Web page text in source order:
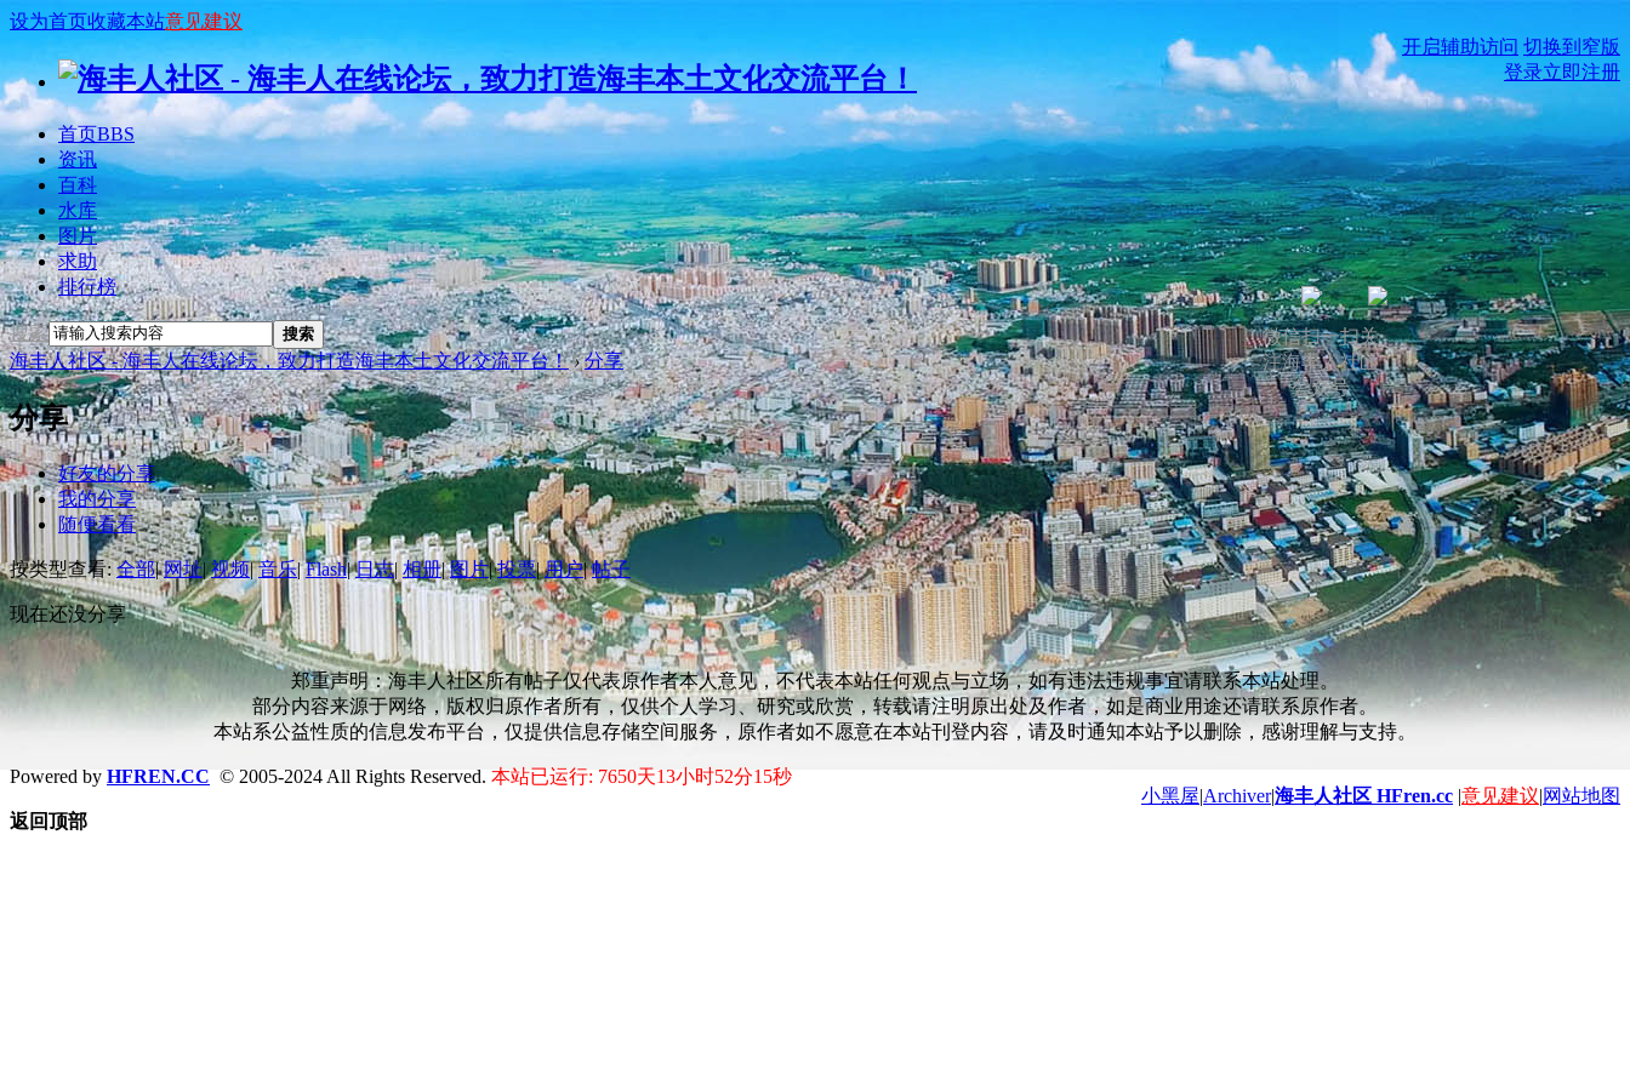
设为首页收藏本站意见建议
开启辅助访问 切换到窄版
登录立即注册
首页BBS
资讯
百科
水库
图片
求助
排行榜
搜索 搜索
海丰人社区 - 海丰人在线论坛，致力打造海丰本土文化交流平台！ › 分享
分享
好友的分享
我的分享
随便看看
按类型查看: 全部| 网址| 视频| 音乐| Flash| 日志| 相册| 图片| 投票| 用户| 帖子
现在还没分享
微信扫一扫关
注海丰人社区
公众号
郑重声明：海丰人社区所有帖子仅代表原作者本人意见，不代表本站任何观点与立场，如有违法违规事宜请联系本站处理。
部分内容来源于网络，版权归原作者所有，仅供个人学习、研究或欣赏，转载请注明原出处及作者，如是商业用途还请联系原作者。
本站系公益性质的信息发布平台，仅提供信息存储空间服务，原作者如不愿意在本站刊登内容，请及时通知本站予以删除，感谢理解与支持。
小黑屋|Archiver|海丰人社区 HFren.cc |意见建议|网站地图
Powered by HFREN.CC © 2005-2024 All Rights Reserved. 本站已运行: 7650天13小时52分15秒
返回顶部